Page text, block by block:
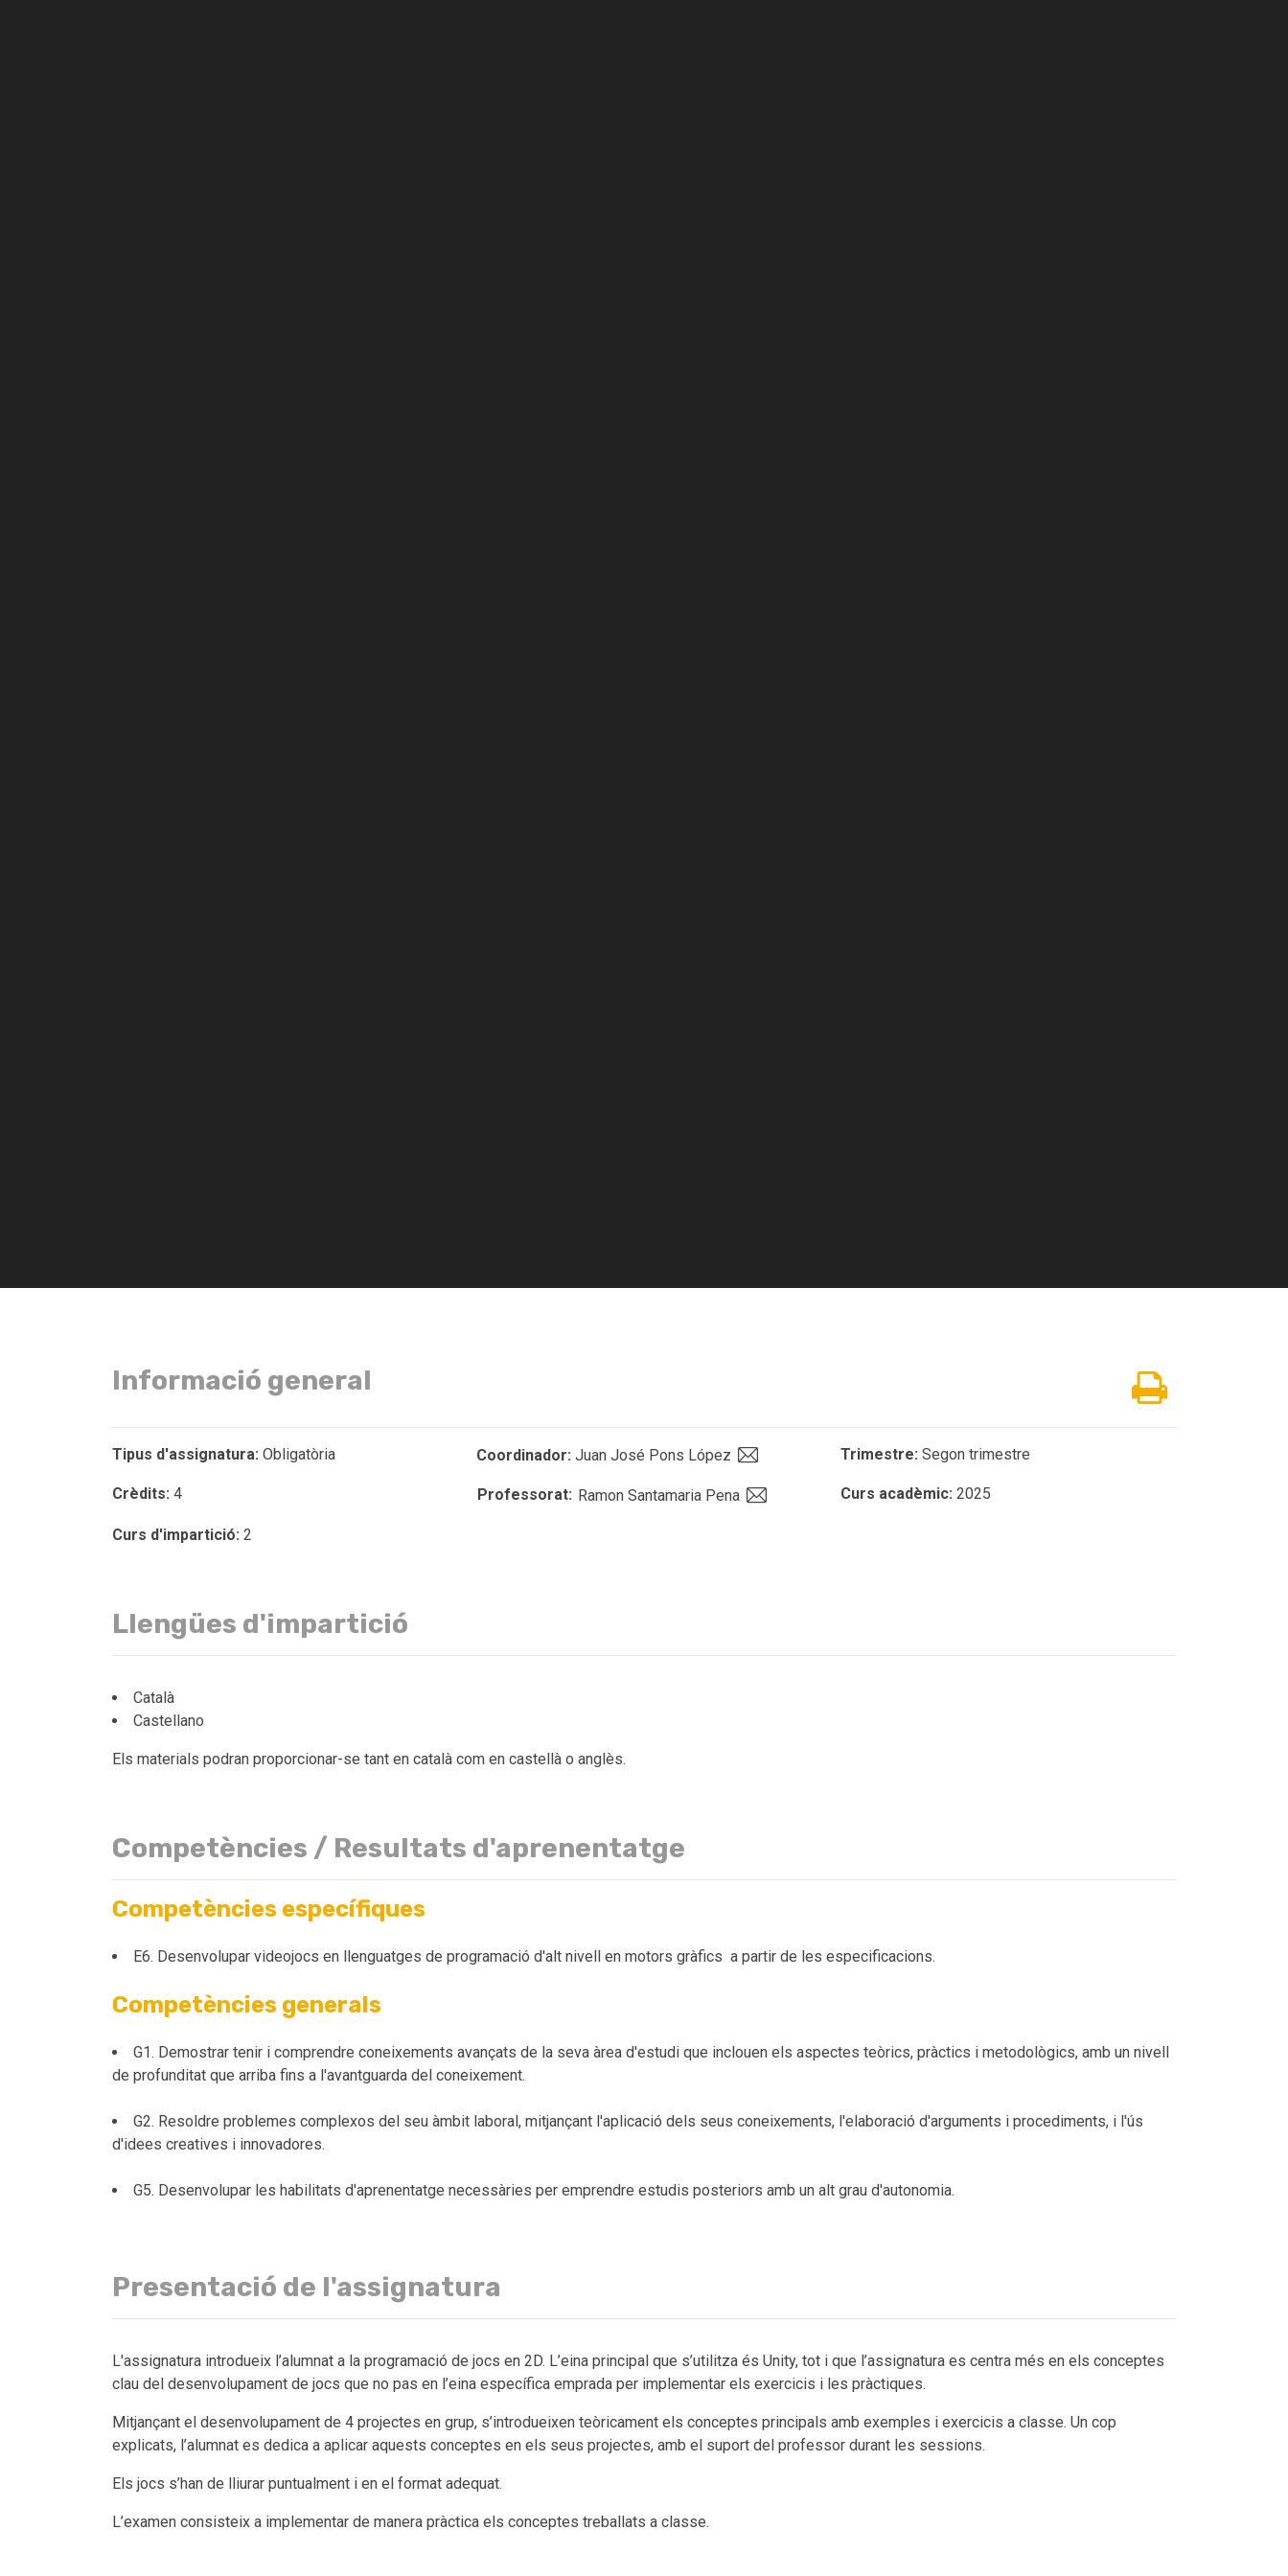
Informació general
Tipus d'assignatura: Obligatòria Coordinador: Juan José Pons López Trimestre: Segon trimestre
Crèdits: 4 Professorat: Ramon Santamaria Pena Curs acadèmic: 2025
Curs d'impartició: 2
Llengües d'impartició
Català
Castellano
Els materials podran proporcionar-se tant en català com en castellà o anglès.
Competències / Resultats d'aprenentatge
Competències específiques
E6. Desenvolupar videojocs en llenguatges de programació d'alt nivell en motors gràfics a partir de les especificacions.
Competències generals
G1. Demostrar tenir i comprendre coneixements avançats de la seva àrea d'estudi que inclouen els aspectes teòrics, pràctics i metodològics, amb un nivell
de profunditat que arriba fins a l'avantguarda del coneixement.
G2. Resoldre problemes complexos del seu àmbit laboral, mitjançant l'aplicació dels seus coneixements, l'elaboració d'arguments i procediments, i l'ús
d'idees creatives i innovadores.
G5. Desenvolupar les habilitats d'aprenentatge necessàries per emprendre estudis posteriors amb un alt grau d'autonomia.
Presentació de l'assignatura
L'assignatura introdueix l’alumnat a la programació de jocs en 2D. L’eina principal que s’utilitza és Unity, tot i que l’assignatura es centra més en els conceptes
clau del desenvolupament de jocs que no pas en l’eina específica emprada per implementar els exercicis i les pràctiques.
Mitjançant el desenvolupament de 4 projectes en grup, s’introdueixen teòricament els conceptes principals amb exemples i exercicis a classe. Un cop
explicats, l’alumnat es dedica a aplicar aquests conceptes en els seus projectes, amb el suport del professor durant les sessions.
Els jocs s’han de lliurar puntualment i en el format adequat.
L’examen consisteix a implementar de manera pràctica els conceptes treballats a classe.